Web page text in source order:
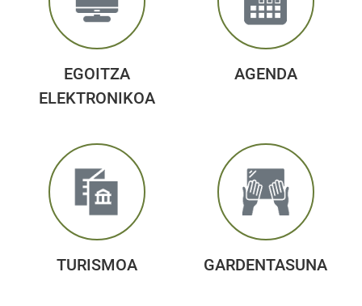
EGOITZA
ELEKTRONIKOA
AGENDA
TURISMOA GARDENTASUNA